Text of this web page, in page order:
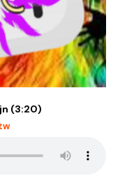
(3:20)